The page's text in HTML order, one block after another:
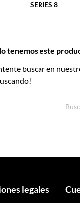
SERIES 8
tenemos este
buscar en
legales